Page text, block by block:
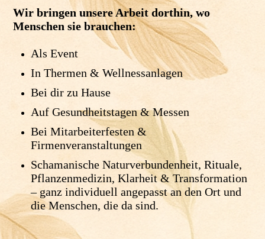
Wir bringen unsere Arbeit dorthin, wo
Menschen sie brauchen:
Als Event
In Thermen & Wellnessanlagen
Bei dir zu Hause
Auf Gesundheitstagen & Messen
Bei Mitarbeiterfesten &
Firmenveranstaltungen
Schamanische Naturverbundenheit, Rituale,
Pflanzenmedizin, Klarheit & Transformation
– ganz individuell angepasst an den Ort und
die Menschen, die da sind.